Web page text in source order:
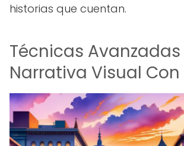
historias que cuentan.
Técnicas
Narrativa Visual